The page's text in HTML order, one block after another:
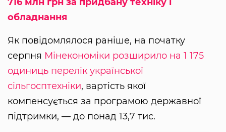
обладнання
Як повідомлялося раніше, на початку
серпня Мінекономіки розширило на 1 175
одиниць перелік української
сільгосптехніки, вартість якої
компенсується за програмою державної
підтримки, — до понад 13,7 тис.